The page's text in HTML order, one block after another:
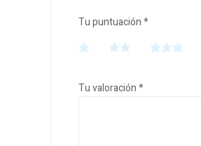
Tu puntuación*
Tu valoración*